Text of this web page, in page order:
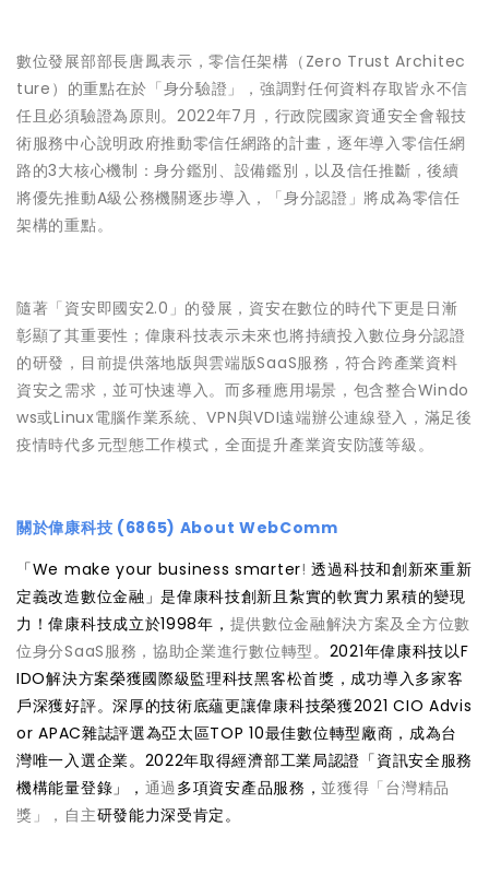
數位發展部部長唐鳳表示，零信任架構（Zero Trust Architec
ture）的重點在於「身分驗證」，強調對任何資料存取皆永不信
任且必須驗證為原則。2022年7月，行政院國家資通安全會報技
術服務中心說明政府推動零信任網路的計畫，逐年導入零信任網
路的3大核心機制：身分鑑別、設備鑑別，以及信任推斷，後續
將優先推動A級公務機關逐步導入，「身分認證」將成為零信任
架構的重點。
隨著「資安即國安2.0」的發展，資安在數位的時代下更是日漸
彰顯了其重要性；偉康科技表示未來也將持續投入數位身分認證
的研發，目前提供落地版與雲端版SaaS服務，符合跨產業資料
資安之需求，並可快速導入。而多種應用場景，包含整合Windo
ws或Linux電腦作業系統、VPN與VDI遠端辦公連線登入，滿足後
疫情時代多元型態工作模式，全面提升產業資安防護等級。
關於偉康科技 (6865) About WebComm
「We make your business smarter!透過科技和創新來重新
定義改造數位金融」是偉康科技創新且紮實的軟實力累積的變現
力！偉康科技成立於1998年， 提供數位金融解決方案及全方位數
位身分SaaS服務，協助企業進行數位轉型。 2021年偉康科技以F
IDO解決方案榮獲國際級監理科技黑客松首獎，成功導入多家客
戶深獲好評。深厚的技術底蘊更讓偉康科技榮獲2021 CIO Advis
or APAC雜誌評選為亞太區TOP 10最佳數位轉型廠商，成為台
灣唯一入選企業。2022年取得經濟部工業局認證「資訊安全服務
機構能量登錄」， 通過多項資安產品服務，並獲得「台灣精品
獎」，自主研發能力深受肯定。